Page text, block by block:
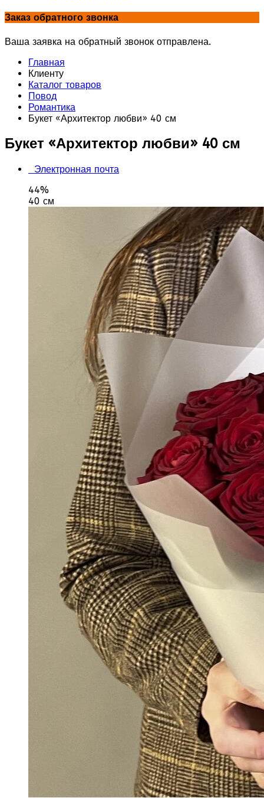
Заказ обратного звонка
Ваша заявка на обратный звонок отправлена.
Главная
Клиенту
Каталог товаров
Повод
Романтика
Букет «Архитектор любви» 40 см
Букет «Архитектор любви» 40 см
Электронная почта
44%
40 см